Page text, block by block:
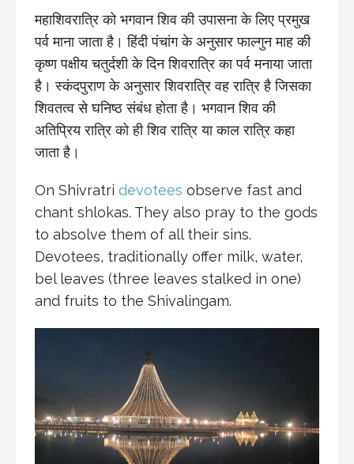
महाशिवरात्रि को भगवान शिव की उपासना के लिए प्रमुख
पर्व माना जाता है। हिंदी पंचांग के अनुसार फाल्गुन माह की
कृष्ण पक्षीय चतुर्दशी के दिन शिवरात्रि का पर्व मनाया जाता
है। स्कंदपुराण के अनुसार शिवरात्रि वह रात्रि है जिसका
शिवतत्व से घनिष्ठ संबंध होता है। भगवान शिव की
अतिप्रिय रात्रि को ही शिव रात्रि या काल रात्रि कहा
जाता है।
On Shivratri devotees observe fast and
chant shlokas. They also pray to the gods
to absolve them of all their sins.
Devotees, traditionally offer milk, water,
bel leaves (three leaves stalked in one)
and fruits to the Shivalingam.